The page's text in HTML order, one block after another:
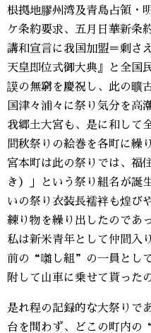
根拠地膠州湾及青島占領・
ケ条約要求、五月日華新条
講和宣言に我国加盟＝剰さ
天皇即位式御大典』と全国
謨の無窮を慶祝し、此の曠
国津々浦々に祭り気分を高
我郷土大宮も、是に和して
間秋祭りの絵巻を各町に繰
宮本町は此の祭りでは、福
き）」という祭り組名が誕
いの祭り衣装長襦袢も煌び
練り物を繰り出したので
私は新米青年として仲間入
前の“囃し組”の一員とし
附して山車に乗せて貰った
是れ程の記録的な大祭りで
台を問わず、どこの町内